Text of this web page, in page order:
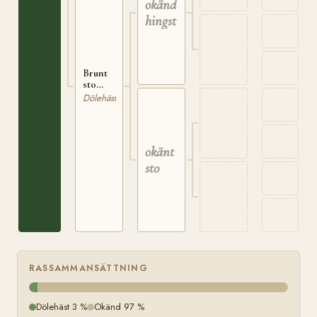
Brunt
sto
född på
Dölehäst
okänd
hingst
okänt
sto
RASSAMMANSÄTTNING
Dölehäst 3 % Okänd 97 %